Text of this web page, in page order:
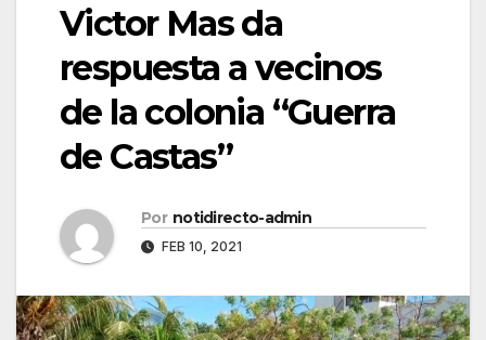
Victor Mas da
respuesta a vecinos
de la colonia “Guerra
de Castas”
Por notidirecto-admin
FEB 10, 2021